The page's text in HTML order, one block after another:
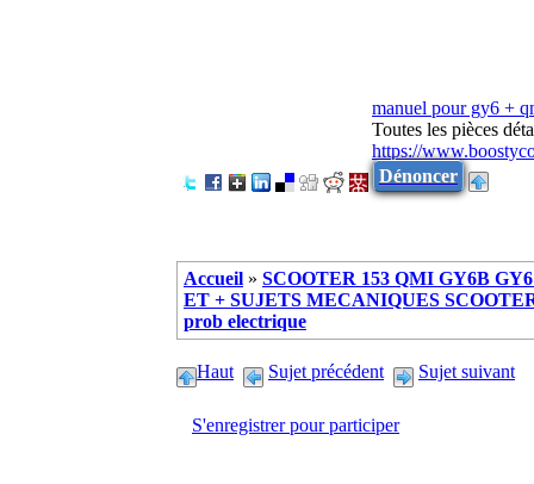
manuel pour gy6 +
Toutes les pièces
https://
Dénoncer
Accueil » SCOOTER 153 QMI GY6B
ET + SUJETS MECANIQUES
prob electrique
Haut Sujet précédent Sujet suivant
S'enregistrer pour participer